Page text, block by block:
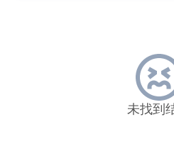
未找到